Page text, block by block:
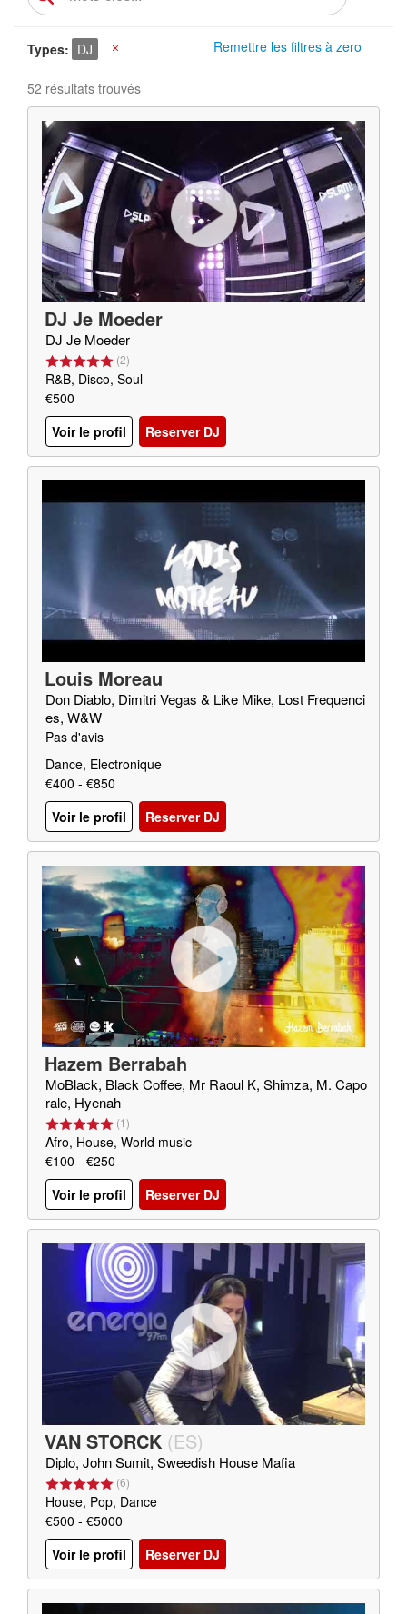
Remettre les filtres à zero
Types DJ
52 résultats trouvés
DJ Je Moeder
DJ Je Moeder
(2)
R&B, Disco, Soul
€500
Voir le profil
Reserver DJ
Louis Moreau
Don Diablo, Dimitri Vegas & Like Mike, Lost Frequenci
es, W&W
Pas d'avis
Dance, Electronique
€400 - €850
Voir le profil
Reserver DJ
Hazem Berrabah
MoBlack, Black Coffee, Mr Raoul K, Shimza, M. Capo
rale, Hyenah
(1)
Afro, House, World music
€100 - €250
Voir le profil
Reserver DJ
VAN STORCK (ES)
Diplo, John Sumit, Sweedish House Mafia
(6)
House, Pop, Dance
€500 - €5000
Voir le profil
Reserver DJ